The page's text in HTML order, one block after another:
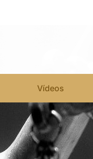
Vídeos